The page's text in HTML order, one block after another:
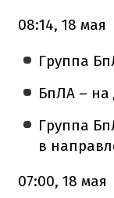
08:14, 18 мая
Группа
БпЛА – на
Группа
в
07:00, 18 мая